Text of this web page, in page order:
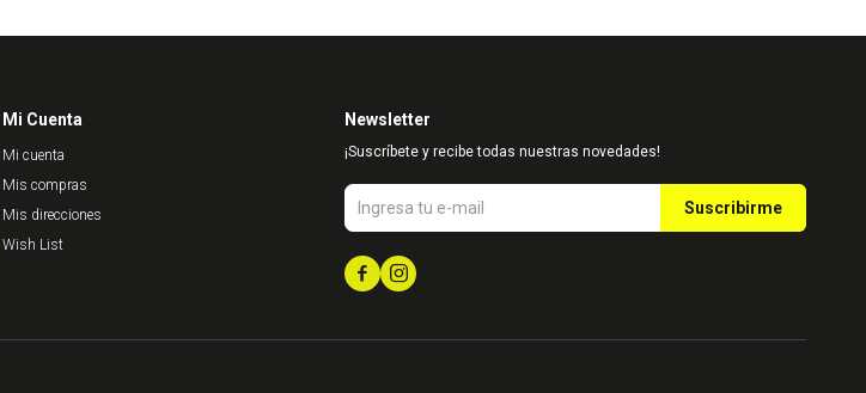
Mi Cuenta
Mi cuenta
Mis compras
Mis direcciones
Wish List
Newsletter
¡Suscríbete y recibe todas nuestras novedades!
Suscribirme
 